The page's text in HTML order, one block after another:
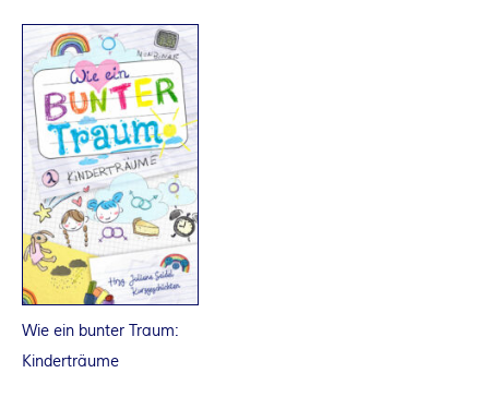
–
D
E
R
F
A
N
Wie ein bunter Traum:
Kinderträume